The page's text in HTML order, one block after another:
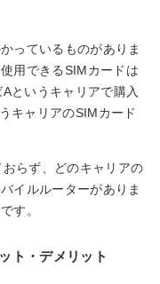
っているものがありま
用できるSIMカードは
というキャリアで購入
キャリアのSIMカード
らず、どのキャリアの
イルルーターがありま
す。
ト・デメリット